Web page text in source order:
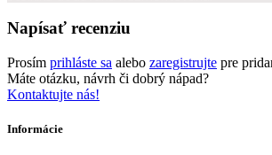
Napísať recenziu
Prosím prihláste sa alebo zaregistrujte pre
Máte otázku, návrh či dobrý nápad?
Kontaktujte nás!
Informácie